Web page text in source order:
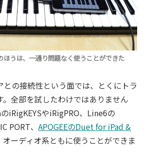
ほうは、一通り問題なく使うことができた
との接続性という面では、とくにトラ
。全部を試したわけではありません
iRigKEYSやiRigPRO、Line6の
PORT、 APOGEEのDuet for iPad &
ーディオ系ともに使うことができま